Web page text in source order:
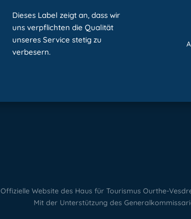
Dieses Label zeigt an, dass wir
uns verpflichten die Qualität
unseres Service stetig zu
verbesern.
Offizielle Website des Haus für Tourismus Ourthe-
Mit der Unterstützung des